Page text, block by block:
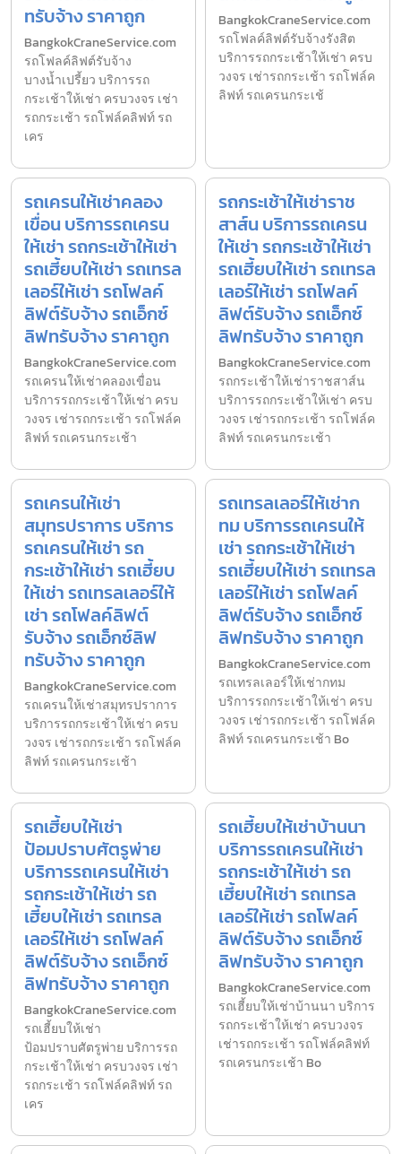
ทรับจ้าง ราคาถูก
BangkokCraneService.com
รถโฟลค์ลิฟต์รับจ้าง
บางน้ำเปรี้ยว บริการรถ
กระเช้าให้เช่า ครบวงจร เช่า
รถกระเช้า รถโฟล์คลิฟท์ รถ
เคร
BangkokCraneService.com
รถโฟลค์ลิฟต์รับจ้างรังสิต
บริการรถกระเช้าให้เช่า ครบ
วงจร เช่ารถกระเช้า รถโฟล์ค
ลิฟท์ รถเครนกระเช้
รถเครนให้เช่าคลอง
เขื่อน บริการรถเครน
ให้เช่า รถกระเช้าให้เช่า
รถเฮี้ยบให้เช่า รถเทรล
เลอร์ให้เช่า รถโฟลค์
ลิฟต์รับจ้าง รถเอ็กซ์
ลิฟทรับจ้าง ราคาถูก
BangkokCraneService.com
รถเครนให้เช่าคลองเขื่อน
บริการรถกระเช้าให้เช่า ครบ
วงจร เช่ารถกระเช้า รถโฟล์ค
ลิฟท์ รถเครนกระเช้า
รถกระเช้าให้เช่าราช
สาส์น บริการรถเครน
ให้เช่า รถกระเช้าให้เช่า
รถเฮี้ยบให้เช่า รถเทรล
เลอร์ให้เช่า รถโฟลค์
ลิฟต์รับจ้าง รถเอ็กซ์
ลิฟทรับจ้าง ราคาถูก
BangkokCraneService.com
รถกระเช้าให้เช่าราชสาส์น
บริการรถกระเช้าให้เช่า ครบ
วงจร เช่ารถกระเช้า รถโฟล์ค
ลิฟท์ รถเครนกระเช้า
รถเครนให้เช่า
สมุทรปราการ บริการ
รถเครนให้เช่า รถ
กระเช้าให้เช่า รถเฮี้ยบ
ให้เช่า รถเทรลเลอร์ให้
เช่า รถโฟลค์ลิฟต์
รับจ้าง รถเอ็กซ์ลิฟ
ทรับจ้าง ราคาถูก
BangkokCraneService.com
รถเครนให้เช่าสมุทรปราการ
บริการรถกระเช้าให้เช่า ครบ
วงจร เช่ารถกระเช้า รถโฟล์ค
ลิฟท์ รถเครนกระเช้า
รถเทรลเลอร์ให้เช่าก
ทม บริการรถเครนให้
เช่า รถกระเช้าให้เช่า
รถเฮี้ยบให้เช่า รถเทรล
เลอร์ให้เช่า รถโฟลค์
ลิฟต์รับจ้าง รถเอ็กซ์
ลิฟทรับจ้าง ราคาถูก
BangkokCraneService.com
รถเทรลเลอร์ให้เช่ากทม
บริการรถกระเช้าให้เช่า ครบ
วงจร เช่ารถกระเช้า รถโฟล์ค
ลิฟท์ รถเครนกระเช้า Bo
รถเฮี้ยบให้เช่า
ป้อมปราบศัตรูพ่าย
บริการรถเครนให้เช่า
รถกระเช้าให้เช่า รถ
เฮี้ยบให้เช่า รถเทรล
เลอร์ให้เช่า รถโฟลค์
ลิฟต์รับจ้าง รถเอ็กซ์
ลิฟทรับจ้าง ราคาถูก
BangkokCraneService.com
รถเฮี้ยบให้เช่า
ป้อมปราบศัตรูพ่าย บริการรถ
กระเช้าให้เช่า ครบวงจร เช่า
รถกระเช้า รถโฟล์คลิฟท์ รถ
เคร
รถเฮี้ยบให้เช่าบ้านนา
บริการรถเครนให้เช่า
รถกระเช้าให้เช่า รถ
เฮี้ยบให้เช่า รถเทรล
เลอร์ให้เช่า รถโฟลค์
ลิฟต์รับจ้าง รถเอ็กซ์
ลิฟทรับจ้าง ราคาถูก
BangkokCraneService.com
รถเฮี้ยบให้เช่าบ้านนา บริการ
รถกระเช้าให้เช่า ครบวงจร
เช่ารถกระเช้า รถโฟล์คลิฟท์
รถเครนกระเช้า Bo